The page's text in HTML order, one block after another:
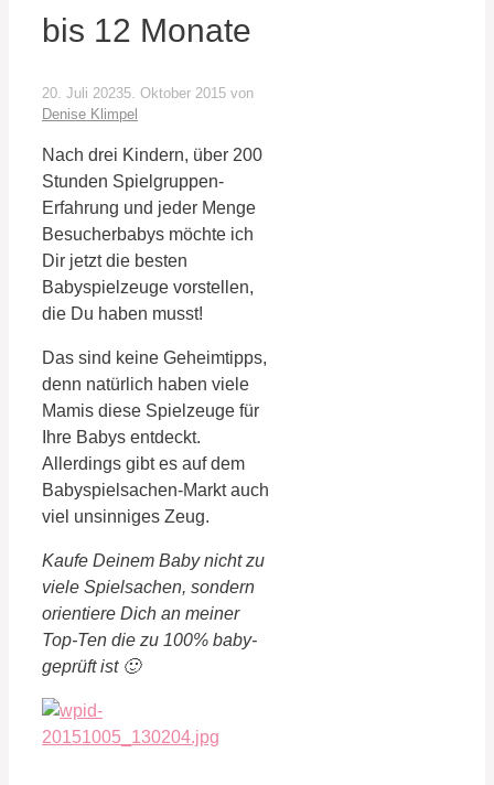
bis 12 Monate
20. Juli 20235. Oktober 2015 von
Denise Klimpel
Nach drei Kindern, über 200
Stunden Spielgruppen-
Erfahrung und jeder Menge
Besucherbabys möchte ich
Dir jetzt die besten
Babyspielzeuge vorstellen,
die Du haben musst!
Das sind keine Geheimtipps,
denn natürlich haben viele
Mamis diese Spielzeuge für
Ihre Babys entdeckt.
Allerdings gibt es auf dem
Babyspielsachen-Markt auch
viel unsinniges Zeug.
Kaufe Deinem Baby nicht zu
viele Spielsachen, sondern
orientiere Dich an meiner
Top-Ten die zu 100% baby-
geprüft ist 🙂